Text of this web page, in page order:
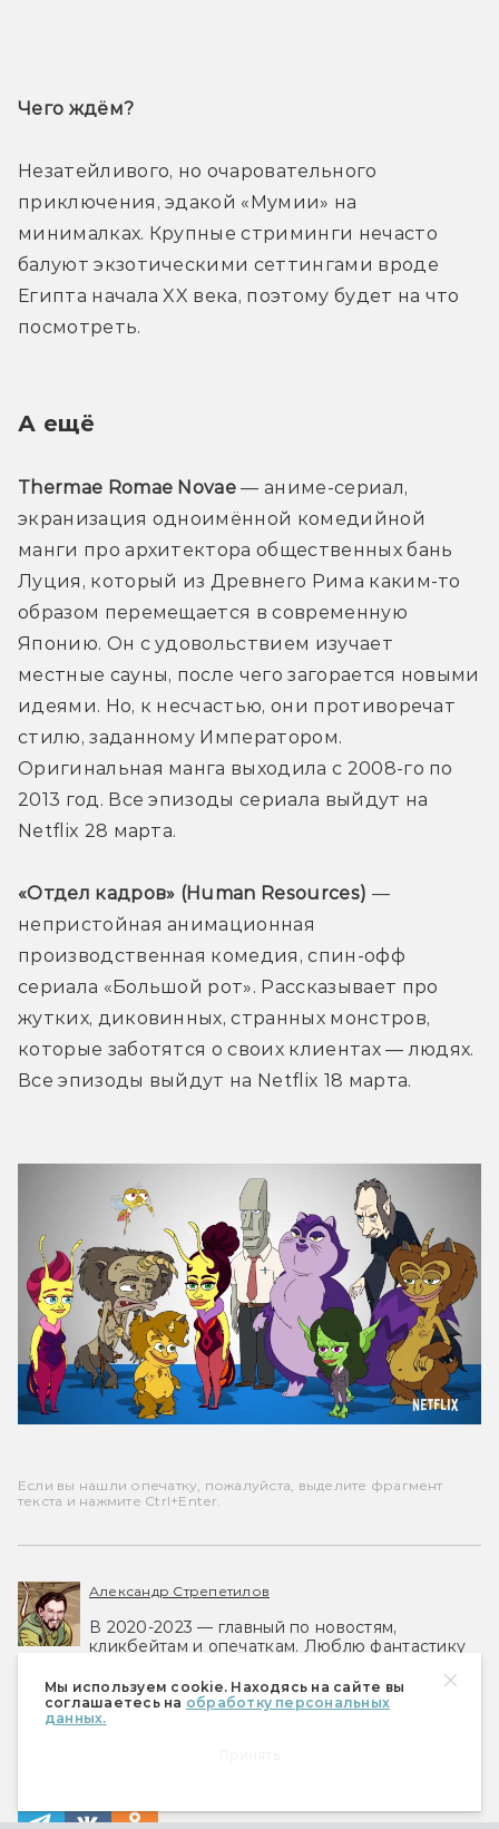
Мы используем cookie. Находясь на сайте вы
соглашаетесь на обработку персональных
данных.
Чего ждём?
Незатейливого, но очаровательного
приключения, эдакой «Мумии» на
минималках. Крупные стриминги нечасто
балуют экзотическими сеттингами вроде
Египта начала XX века, поэтому будет на что
посмотреть.
А ещё
Thermae Romae Novae — аниме-сериал,
экранизация одноимённой комедийной
манги про архитектора общественных бань
Луция, который из Древнего Рима каким-то
образом перемещается в современную
Японию. Он с удовольствием изучает
местные сауны, после чего загорается новыми
идеями. Но, к несчастью, они противоречат
стилю, заданному Императором.
Оригинальная манга выходила с 2008-го по
2013 год. Все эпизоды сериала выйдут на
Netflix 28 марта.
«Отдел кадров» (Human Resources) —
непристойная анимационная
производственная комедия, спин-офф
сериала «Большой рот». Рассказывает про
жутких, диковинных, странных монстров,
которые заботятся о своих клиентах — людях.
Все эпизоды выйдут на Netflix 18 марта.
Если вы нашли опечатку, пожалуйста, выделите фрагмент
текста и нажмите Ctrl+Enter.
Александр Стрепетилов
В 2020-2023 — главный по новостям,
кликбейтам и опечаткам. Люблю фантастику
настольных ролевых играх вроде D&D.